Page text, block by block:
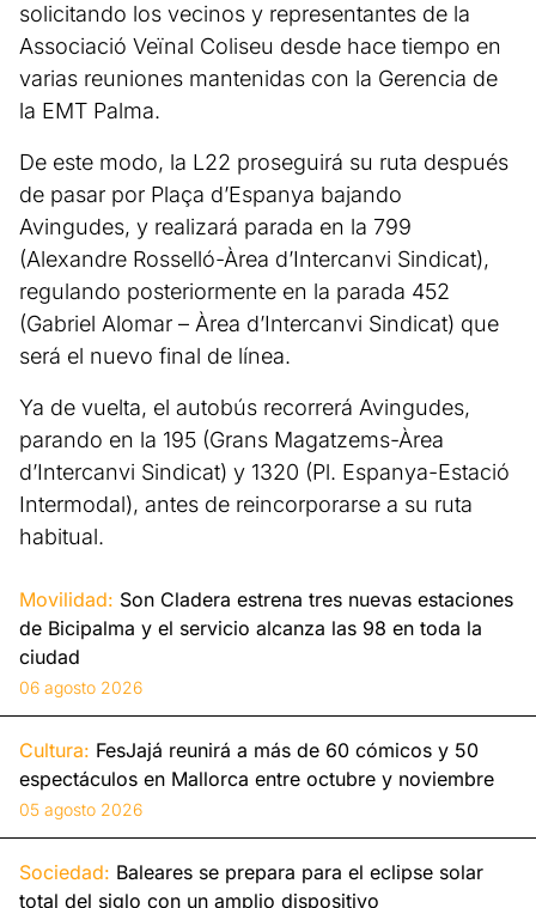
solicitando los vecinos y representantes de la
Associació Veïnal Coliseu desde hace tiempo en
varias reuniones mantenidas con la Gerencia de
la EMT Palma.
De este modo, la L22 proseguirá su ruta después
de pasar por Plaça d’Espanya bajando
Avingudes, y realizará parada en la 799
(Alexandre Rosselló-Àrea d’Intercanvi Sindicat),
regulando posteriormente en la parada 452
(Gabriel Alomar – Àrea d’Intercanvi Sindicat) que
será el nuevo final de línea.
Ya de vuelta, el autobús recorrerá Avingudes,
parando en la 195 (Grans Magatzems-Àrea
d’Intercanvi Sindicat) y 1320 (Pl. Espanya-Estació
Intermodal), antes de reincorporarse a su ruta
habitual.
Movilidad: Son Cladera estrena tres nuevas estaciones
de Bicipalma y el servicio alcanza las 98 en toda la
ciudad
06 agosto 2026
Cultura: FesJajá reunirá a más de 60 cómicos y 50
espectáculos en Mallorca entre octubre y noviembre
05 agosto 2026
Sociedad: Baleares se prepara para el eclipse solar
total del siglo con un amplio dispositivo